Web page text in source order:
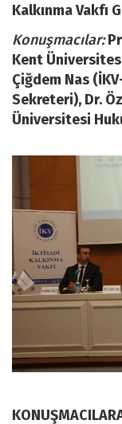
Kalkınma Vakfı
Konuşmacılar:
Kent
Çiğdem Nas
Sekreteri), Dr.
Üniversitesi